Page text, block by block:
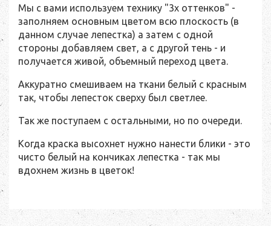
Мы с вами используем технику "3х оттенков" -
заполняем основным цветом всю плоскость (в
данном случае лепестка) а затем с одной
стороны добавляем свет, а с другой тень - и
получается живой, объемный переход цвета.
Аккуратно смешиваем на ткани белый с красным
так, чтобы лепесток сверху был светлее.
Так же поступаем с остальными, но по очереди.
Когда краска высохнет нужно нанести блики - это
чисто белый на кончиках лепестка - так мы
вдохнем жизнь в цветок!